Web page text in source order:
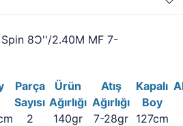
8Ɔ''/2.40M MF 7-
Parça
Sayısı
Ürün
Ağırlığı
Atış
Ağırlığı
Kapalı
Boy
2 140gr 7-28gr 127cm